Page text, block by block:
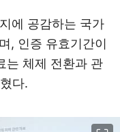
에 공감하는 국가
, 인증 유효기간이
는 체제 전환과 관
다.